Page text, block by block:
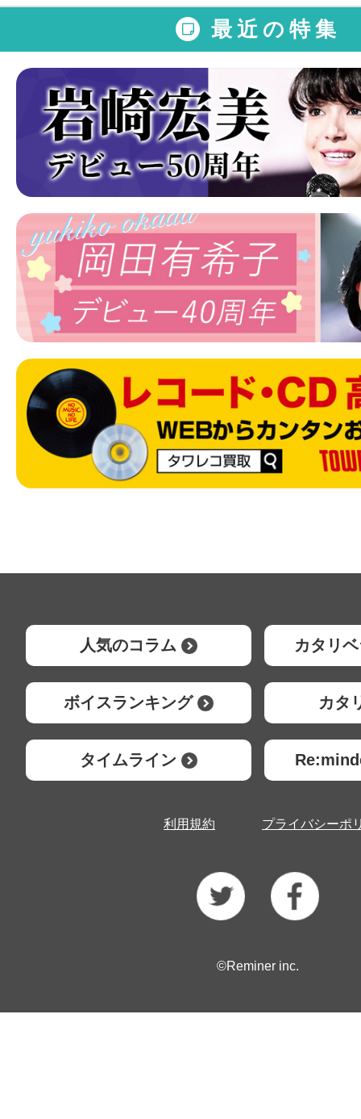
最近の特集
人気のコラム カタリ
ボイスランキング カタ
タイムライン
利用規約 プライバシーポ
©Reminer inc.